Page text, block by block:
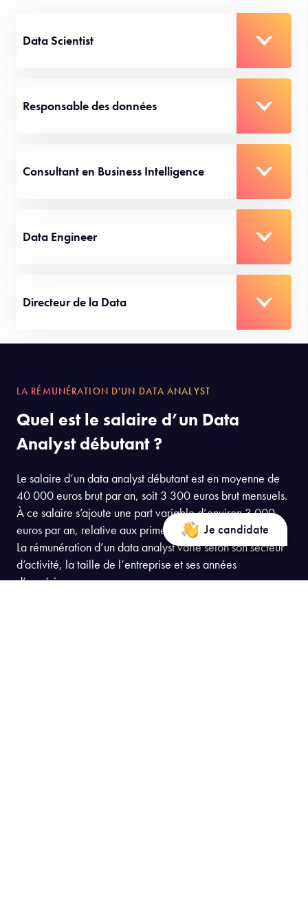
Je candidate
Data Scientist
Responsable des données
Consultant en Business Intelligence
Data Engineer
Directeur de la Data
LA RÉMUNÉRATION D'UN DATA ANALYST
Quel est le salaire d’un Data
Analyst débutant ?
Le salaire d’un data analyst débutant est en moyenne de
40 000 euros brut par an, soit 3 300 euros brut mensuels.
À ce salaire s’ajoute une part variable d’environ 3 000
euros par an, relative aux primes obtenues durant l’année.
La rémunération d’un data analyst varie selon son secteur
d’activité, la taille de l’entreprise et ses années
d’expérience.